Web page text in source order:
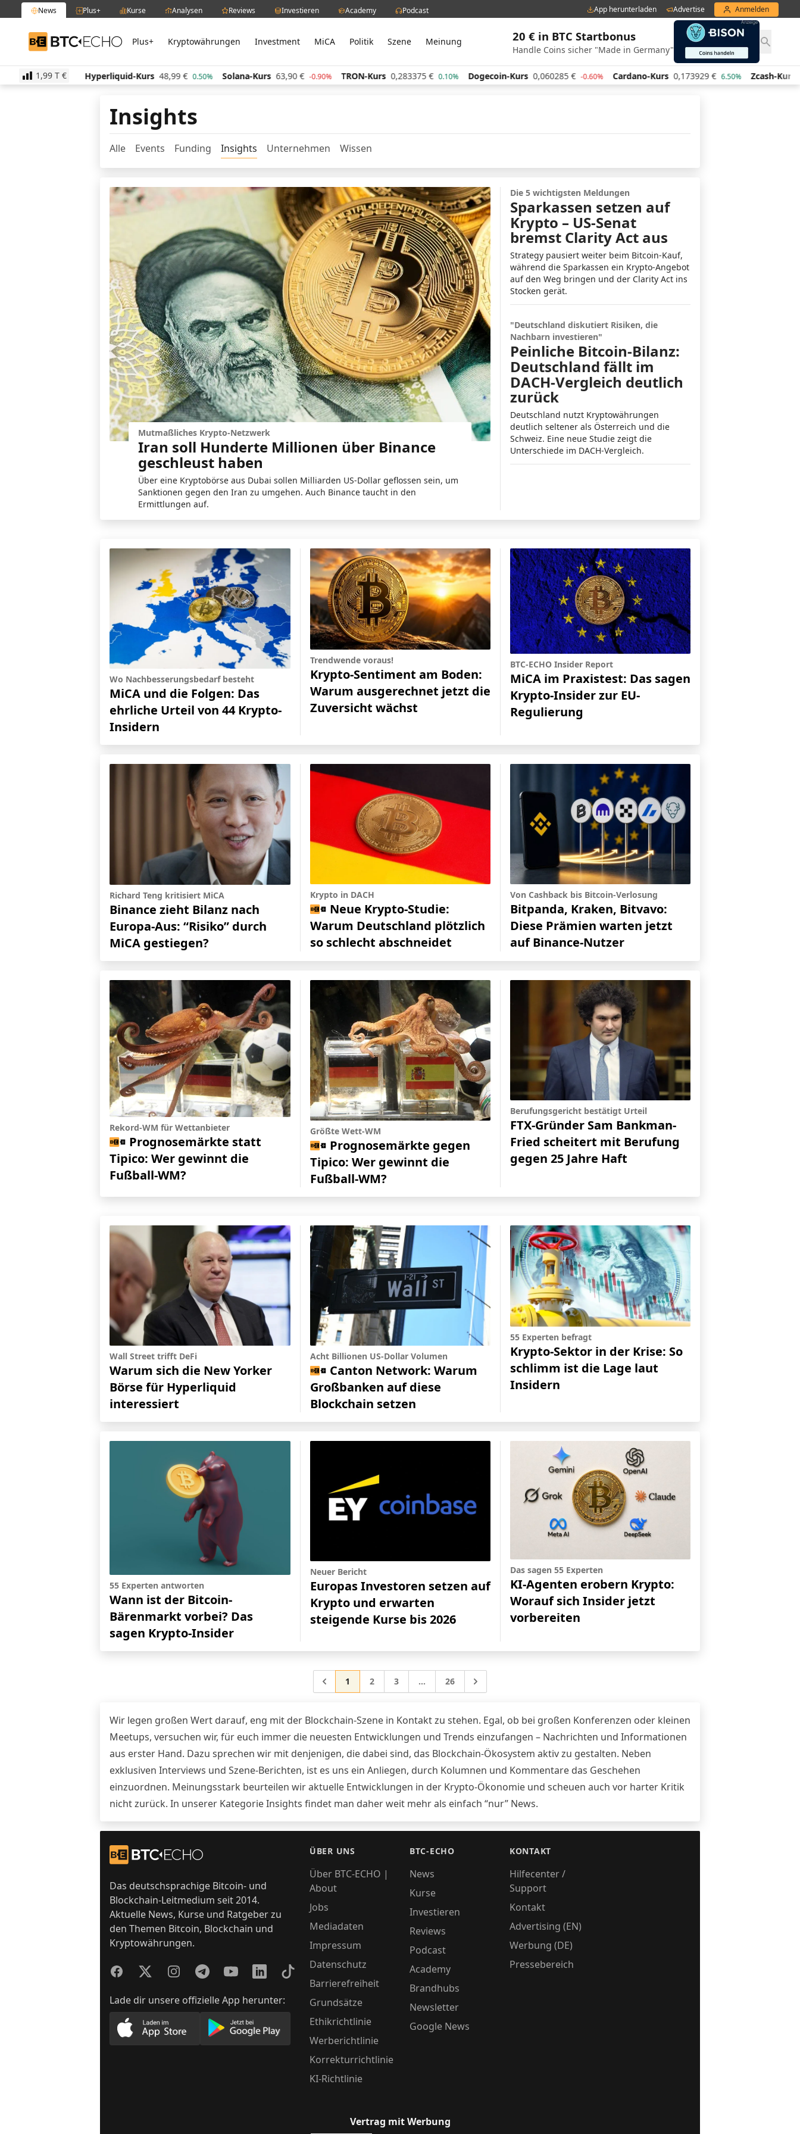
News Plus+ Kurse Analysen Reviews Investieren Academy Podcast App herunterladen Advertise Anmelden
BTC-ECHO Plus+ Kryptowährungen Investment MiCA Politik Szene Meinung 20 € in BTC Startbonus
Handle Coins sicher "Made in Germany"
1,99 T €
-1.10% Hyperliquid-Kurs 48,99 € 0.50% Solana-Kurs 63,90 € -0.90% TRON-Kurs 0,283375 € 0.10% Dogecoin-Kurs 0,060285 € -0.60% Cardano-Kurs 0,173929 € 6.50% Zcash-Kurs 441,87
Insights
Alle Events Funding Insights Unternehmen Wissen
Mutmaßliches Krypto-Netzwerk
Iran soll Hunderte Millionen über Binance
geschleust haben
Über eine Kryptobörse aus Dubai sollen Milliarden US-Dollar geflossen sein, um
Sanktionen gegen den Iran zu umgehen. Auch Binance taucht in den
Ermittlungen auf.
Die 5 wichtigsten Meldungen
Sparkassen setzen auf
Krypto – US-Senat
bremst Clarity Act aus
Strategy pausiert weiter beim Bitcoin-Kauf,
während die Sparkassen ein Krypto-Angebot
auf den Weg bringen und der Clarity Act ins
Stocken gerät.
"Deutschland diskutiert Risiken, die
Nachbarn investieren"
Peinliche Bitcoin-Bilanz:
Deutschland fällt im
DACH-Vergleich deutlich
zurück
Deutschland nutzt Kryptowährungen
deutlich seltener als Österreich und die
Schweiz. Eine neue Studie zeigt die
Unterschiede im DACH-Vergleich.
Wo Nachbesserungsbedarf besteht
MiCA und die Folgen: Das
ehrliche Urteil von 44 Krypto-
Insidern
Trendwende voraus!
Krypto-Sentiment am Boden:
Warum ausgerechnet jetzt die
Zuversicht wächst
BTC-ECHO Insider Report
MiCA im Praxistest: Das sagen
Krypto-Insider zur EU-
Regulierung
Richard Teng kritisiert MiCA
Binance zieht Bilanz nach
Europa-Aus: “Risiko” durch
MiCA gestiegen?
Krypto in DACH
Neue Krypto-Studie:
Warum Deutschland plötzlich
so schlecht abschneidet
Von Cashback bis Bitcoin-Verlosung
Bitpanda, Kraken, Bitvavo:
Diese Prämien warten jetzt
auf Binance-Nutzer
Rekord-WM für Wettanbieter
Prognosemärkte statt
Tipico: Wer gewinnt die
Fußball-WM?
Größte Wett-WM
Prognosemärkte gegen
Tipico: Wer gewinnt die
Fußball-WM?
Berufungsgericht bestätigt Urteil
FTX-Gründer Sam Bankman-
Fried scheitert mit Berufung
gegen 25 Jahre Haft
Wall Street trifft DeFi
Warum sich die New Yorker
Börse für Hyperliquid
interessiert
Acht Billionen US-Dollar Volumen
Canton Network: Warum
Großbanken auf diese
Blockchain setzen
55 Experten befragt
Krypto-Sektor in der Krise: So
schlimm ist die Lage laut
Insidern
55 Experten antworten
Wann ist der Bitcoin-
Bärenmarkt vorbei? Das
sagen Krypto-Insider
Neuer Bericht
Europas Investoren setzen auf
Krypto und erwarten
steigende Kurse bis 2026
Das sagen 55 Experten
KI-Agenten erobern Krypto:
Worauf sich Insider jetzt
vorbereiten
Gehe zur Seite
1 Gehe zur Seite
2 Gehe zur Seite
3 Zwischenseiten weggelassen
… Gehe zur Seite
26 Gehe zu
Wir legen großen Wert darauf, eng mit der Blockchain-Szene in Kontakt zu stehen. Egal, ob bei großen Konferenzen oder kleinen
Meetups, versuchen wir, für euch immer die neuesten Entwicklungen und Trends einzufangen – Nachrichten und Informationen
aus erster Hand. Dazu sprechen wir mit denjenigen, die dabei sind, das Blockchain-Ökosystem aktiv zu gestalten. Neben
exklusiven Interviews und Szene-Berichten, ist es uns ein Anliegen, durch Kolumnen und Kommentare das Geschehen
einzuordnen. Meinungsstark beurteilen wir aktuelle Entwicklungen in der Krypto-Ökonomie und scheuen auch vor harter Kritik
nicht zurück. In unserer Kategorie Insights findet man daher weit mehr als einfach “nur” News.
Zur Startseite
Das deutschsprachige Bitcoin- und
Blockchain-Leitmedium seit 2014.
Aktuelle News, Kurse und Ratgeber zu
den Themen Bitcoin, Blockchain und
Kryptowährungen.
FacebookTwitterInstagramTelegramYouTubeLinkedInTikTok
Lade dir unsere offizielle App herunter:
Lade unsere App im AppStore herunterLade unsere App im PlayStore herunter
ÜBER UNS
Über BTC-ECHO |
About
Jobs
Mediadaten
Impressum
Datenschutz
Barrierefreiheit
Grundsätze
Ethikrichtlinie
Werberichtlinie
Korrekturrichtlinie
KI-Richtlinie
BTC-ECHO
News
Kurse
Investieren
Reviews
Podcast
Academy
Brandhubs
Newsletter
Google News
KONTAKT
Hilfecenter /
Support
Kontakt
Advertising (EN)
Werbung (DE)
Pressebereich
Vertrag mit Werbung